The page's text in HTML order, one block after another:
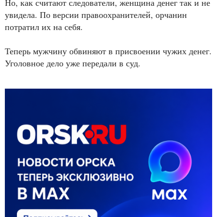
Но, как считают следователи, женщина денег так и не
увидела. По версии правоохранителей, орчанин
потратил их на себя.
Теперь мужчину обвиняют в присвоении чужих денег.
Уголовное дело уже передали в суд.